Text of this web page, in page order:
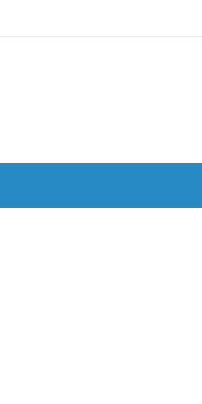
Sitem Ederek Duyurdu!